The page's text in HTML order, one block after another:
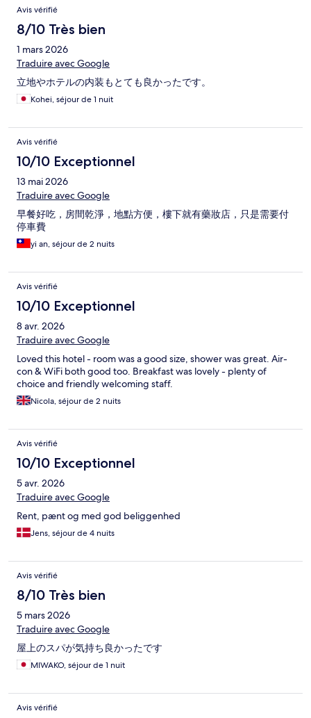
Avis vérifié
8/10 Très bien
1 mars 2026
Traduire avec Google
立地やホテルの内装もとても良かったです。
Kohei, séjour de 1 nuit
Avis vérifié
10/10 Exceptionnel
13 mai 2026
Traduire avec Google
早餐好吃，房間乾淨，地點方便，樓下就有藥妝店，只是需要付
停車費
yi an, séjour de 2 nuits
Avis vérifié
10/10 Exceptionnel
8 avr. 2026
Traduire avec Google
Loved this hotel - room was a good size, shower was great. Air-
con & WiFi both good too. Breakfast was lovely - plenty of
choice and friendly welcoming staff.
Nicola, séjour de 2 nuits
Avis vérifié
10/10 Exceptionnel
5 avr. 2026
Traduire avec Google
Rent, pænt og med god beliggenhed
Jens, séjour de 4 nuits
Avis vérifié
8/10 Très bien
5 mars 2026
Traduire avec Google
屋上のスパが気持ち良かったです
MIWAKO, séjour de 1 nuit
Avis vérifié